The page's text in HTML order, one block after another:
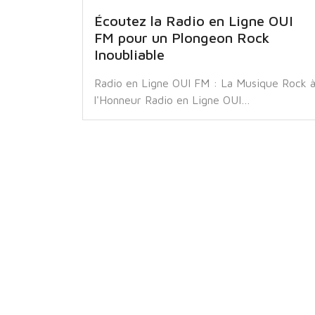
Écoutez la Radio en Ligne OUI
FM pour un Plongeon Rock
Inoubliable
Radio en Ligne OUI FM : La Musique Rock à
l'Honneur Radio en Ligne OUI…